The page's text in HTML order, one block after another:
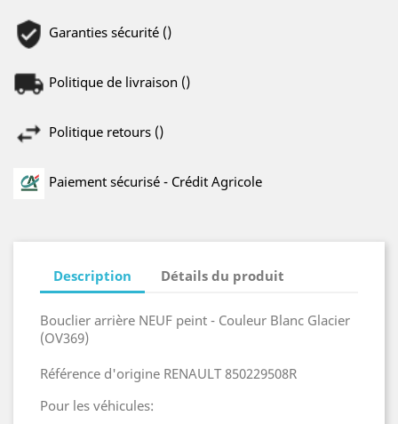
Garanties sécurité ()
Politique de livraison ()
Politique retours ()
Paiement sécurisé - Crédit Agricole
Description Détails du produit
Bouclier arrière NEUF peint - Couleur Blanc Glacier
(OV369)
Référence d'origine RENAULT 850229508R
Pour les véhicules: